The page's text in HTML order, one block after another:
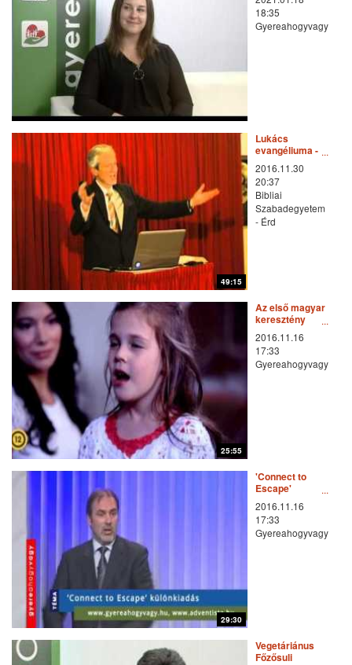
18:35
Gyereahogyvagy
49:15
Lukács
evangéliuma -
Dr. Ősz-Farkas
Ernő előadása
2016.11.30
20:37
Bibliai
Szabadegyetem
- Érd
25:55
Az első magyar
keresztény
dráma - Új esély
2016.11.16
17:33
Gyereahogyvagy
29:30
'Connect to
Escape'
különkiadás
2016.11.16
17:33
Gyereahogyvagy
Vegetáriánus
Főzősuli